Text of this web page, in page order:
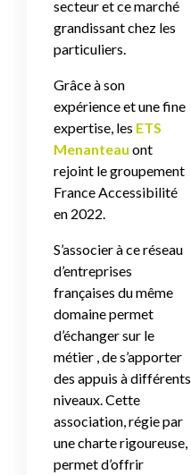
secteur et ce marché
grandissant chez les
particuliers.
Grâce à son
expérience et une fine
expertise, les ETS
Menanteau ont
rejoint le groupement
France Accessibilité
en 2022.
S’associer à ce réseau
d’entreprises
françaises du même
domaine permet
d’échanger sur le
métier , de s’apporter
des appuis à différents
niveaux. Cette
association, régie par
une charte rigoureuse,
permet d’offrir